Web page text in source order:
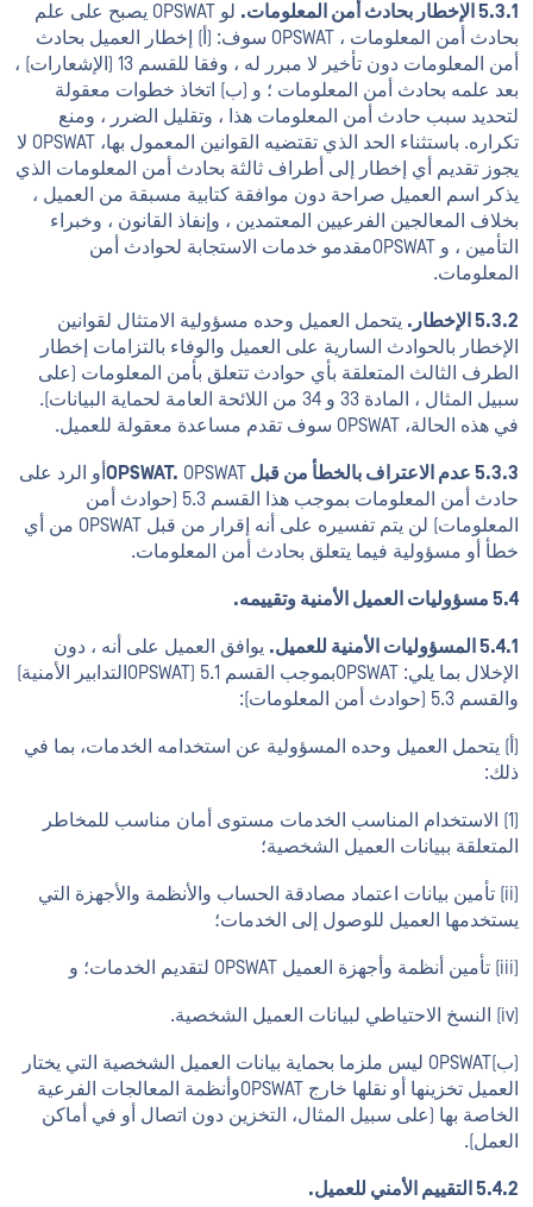
5.3.1 الإخطار بحادث أمن المعلومات.
لو OPSWAT يصبح على علم
بحادث أمن المعلومات ، OPSWAT سوف: (أ) إخطار العميل بحادث
أمن المعلومات دون تأخير لا مبرر له ، وفقا للقسم 13 (الإشعارات) ،
بعد علمه بحادث أمن المعلومات ؛ و (ب) اتخاذ خطوات معقولة
لتحديد سبب حادث أمن المعلومات هذا ، وتقليل الضرر ، ومنع
تكراره. باستثناء الحد الذي تقتضيه القوانين المعمول بها، OPSWAT لا
يجوز تقديم أي إخطار إلى أطراف ثالثة بحادث أمن المعلومات الذي
يذكر اسم العميل صراحة دون موافقة كتابية مسبقة من العميل ،
بخلاف المعالجين الفرعيين المعتمدين ، وإنفاذ القانون ، وخبراء
التأمين ، و OPSWATمقدمو خدمات الاستجابة لحوادث أمن
المعلومات.
5.3.2 الإخطار.
يتحمل العميل وحده مسؤولية الامتثال لقوانين
الإخطار بالحوادث السارية على العميل والوفاء بالتزامات إخطار
الطرف الثالث المتعلقة بأي حوادث تتعلق بأمن المعلومات (على
سبيل المثال ، المادة 33 و 34 من اللائحة العامة لحماية البيانات).
في هذه الحالة، OPSWAT سوف تقدم مساعدة معقولة للعميل.
5.3.3 عدم الاعتراف بالخطأ من قبل OPSWAT.
OPSWATأو الرد على
حادث أمن المعلومات بموجب هذا القسم 5.3 (حوادث أمن
المعلومات) لن يتم تفسيره على أنه إقرار من قبل OPSWAT من أي
خطأ أو مسؤولية فيما يتعلق بحادث أمن المعلومات.
5.4 مسؤوليات العميل الأمنية وتقييمه.
5.4.1 المسؤوليات الأمنية للعميل.
يوافق العميل على أنه ، دون
الإخلال بما يلي: OPSWATبموجب القسم 5.1 (OPSWATالتدابير الأمنية)
والقسم 5.3 (حوادث أمن المعلومات):
(أ) يتحمل العميل وحده المسؤولية عن استخدامه الخدمات، بما في
ذلك:
(1) الاستخدام المناسب الخدمات مستوى أمان مناسب للمخاطر
المتعلقة ببيانات العميل الشخصية؛
(ii) تأمين بيانات اعتماد مصادقة الحساب والأنظمة والأجهزة التي
يستخدمها العميل للوصول إلى الخدمات؛
(iii) تأمين أنظمة وأجهزة العميل OPSWAT لتقديم الخدمات؛ و
(iv) النسخ الاحتياطي لبيانات العميل الشخصية.
(ب)OPSWAT ليس ملزما بحماية بيانات العميل الشخصية التي يختار
العميل تخزينها أو نقلها خارج OPSWATوأنظمة المعالجات الفرعية
الخاصة بها (على سبيل المثال، التخزين دون اتصال أو في أماكن
العمل).
5.4.2 التقييم الأمني للعميل.